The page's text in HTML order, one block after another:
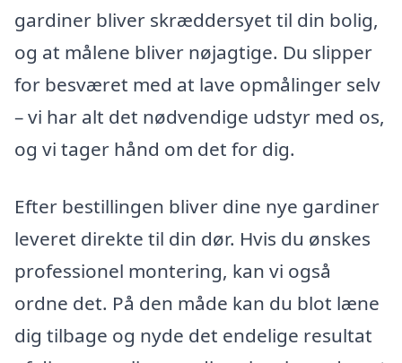
gardiner bliver skræddersyet til din bolig,
og at målene bliver nøjagtige. Du slipper
for besværet med at lave opmålinger selv
– vi har alt det nødvendige udstyr med os,
og vi tager hånd om det for dig.
Efter bestillingen bliver dine nye gardiner
leveret direkte til din dør. Hvis du ønskes
professionel montering, kan vi også
ordne det. På den måde kan du blot læne
dig tilbage og nyde det endelige resultat